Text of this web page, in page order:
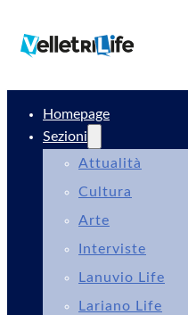
Homepage
Sezioni
Attualità
Cultura
Arte
Interviste
Lanuvio Life
Lariano Life